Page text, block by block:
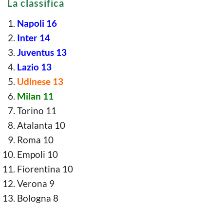
La classifica
Napoli 16
Inter 14
Juventus 13
Lazio 13
Udinese 13
Milan 11
Torino 11
Atalanta 10
Roma 10
Empoli 10
Fiorentina 10
Verona 9
Bologna 8